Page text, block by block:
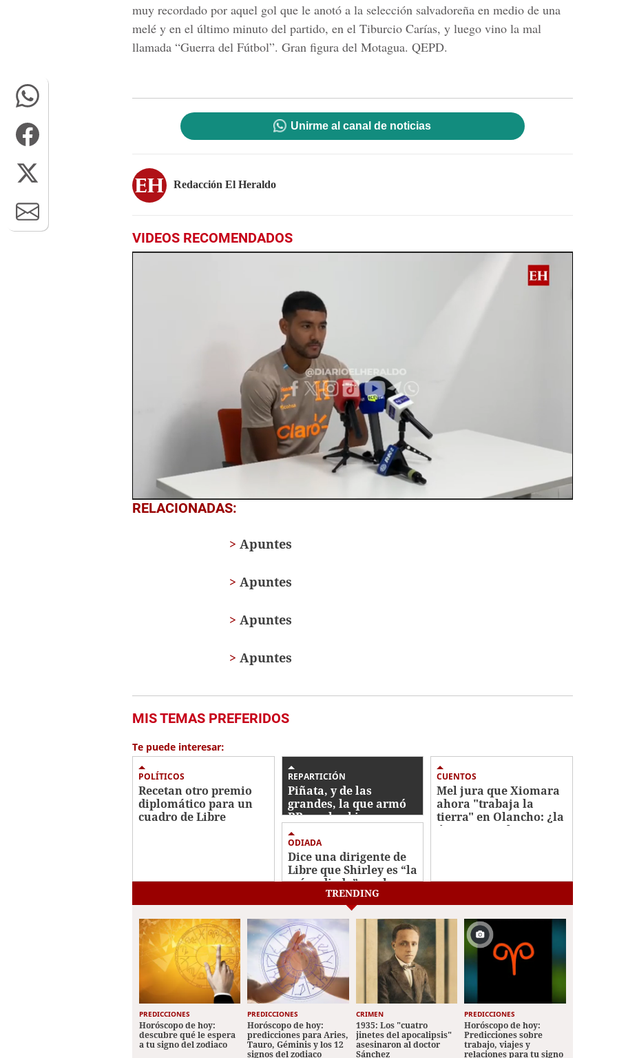
muy recordado por aquel gol que le anotó a la selección salvadoreña en medio de una
melé y en el último minuto del partido, en el Tiburcio Carías, y luego vino la mal
llamada “Guerra del Fútbol”. Gran figura del Motagua. QEPD.
Unirme al canal de noticias
Redacción El Heraldo
VIDEOS RECOMENDADOS
0
seconds
RELACIONADAS:
Apuntes
Apuntes
Apuntes
Apuntes
MIS TEMAS PREFERIDOS
Te puede interesar:
POLÍTICOS
Recetan otro premio
diplomático para un
cuadro de Libre
REPARTICIÓN
Piñata, y de las
grandes, la que armó
RR con los bienes
incautados
ODIADA
Dice una dirigente de
Libre que Shirley es “la
más odiada” por la
base refundidora en
Cortés
CUENTOS
Mel jura que Xiomara
ahora "trabaja la
tierra" en Olancho: ¿la
única agricultora que
TRENDING
PREDICCIONES
Horóscopo de hoy:
descubre qué le espera
a tu signo del zodiaco
PREDICCIONES
Horóscopo de hoy:
predicciones para Aries,
Tauro, Géminis y los 12
signos del zodiaco
CRIMEN
1935: Los "cuatro
jinetes del apocalipsis"
asesinaron al doctor
Sánchez
PREDICCIONES
Horóscopo de hoy:
Predicciones sobre
trabajo, viajes y
relaciones para tu signo